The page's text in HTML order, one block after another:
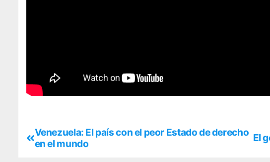
El
Venezuela: El país con el peor Estado de derecho
en el mundo